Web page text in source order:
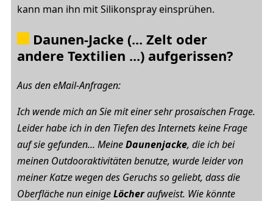
kann man ihn mit Silikonspray einsprühen.
Daunen-Jacke (... Zelt oder
andere Textilien ...) aufgerissen?
Aus den eMail-Anfragen:
Ich wende mich an Sie mit einer sehr prosaischen Frage.
Leider habe ich in den Tiefen des Internets keine Frage
auf sie gefunden... MeineDaunenjacke, die ich bei
meinen Outdooraktivitäten benutze, wurde leider von
meiner Katze wegen des Geruchs so geliebt, dass die
Oberfläche nun einigeLöcheraufweist. Wie könnte